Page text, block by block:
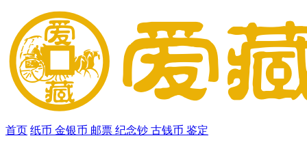
首页 纸币 金银币 邮票 纪念钞 古钱币 鉴定